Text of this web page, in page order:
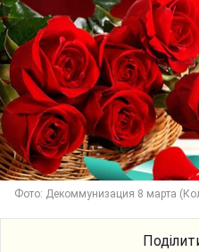
Фото: Декоммунизация 8 марта